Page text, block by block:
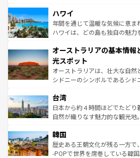
着のスイス情報は
のような巨大都市は、観光、シ
ンメントが詰まった刺激的なス
西部には大自然が広がり、グラ
部のニューオーリンズでは、音
文化が魅力。旅行者はアメリカ
しみながら、その多様性と豊か
るだろう。車でのロードトリッ
情報は
ハワイ
年間を通じて温暖な気候に恵ま
ハワイは、どの島も独自の魅力
ワイ島は見逃せない。また、定
島だが、静かな自然を求めるな
おすすめ。エメラルドグリーン
文化や歴史が息づいている。「
人々、おいしいローカルフード
ク、伝統的なフラダンスなど、
っている。訪れるたびに新しい
はコンテンツ一覧
オーストラリアの基本情報
光スポット
オーストラリアは、壮大な自然
シドニーのシンボルであるシド
リアリーフや大陸中央部にそび
ク）、タスマニアの美しい原生
ど、見どころがたくさん。また
いる。アクティビティも充実し
ビング、ハイキングなど、アウ
い。オーストラリアの多彩な魅
台湾
日本から約４時間ほどでたどり
自然が織りなす魅力的な観光地
ン）、静ひつな山岳地帯である
と山間の静けさが共存しており
驚きをもたらしてくれる。また
韓国
歴史ある王朝文化が残る一方
-POPで世界を席巻している韓